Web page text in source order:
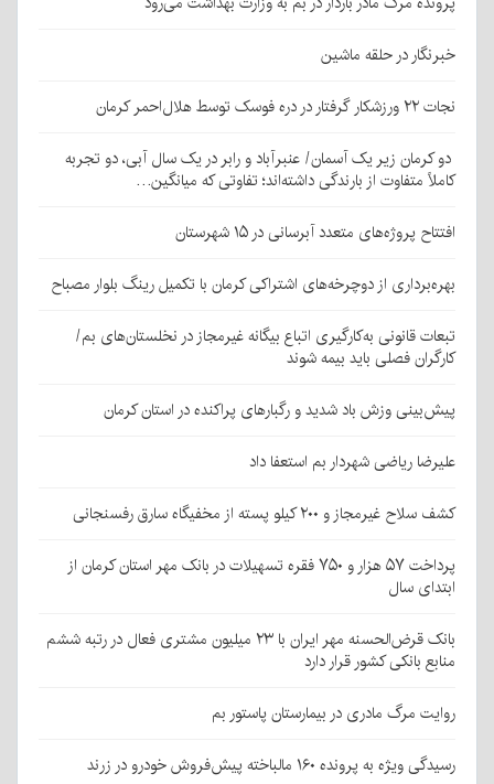
خبرنگار در حلقه ماشین
نجات ۲۲ ورزشکار گرفتار در دره فوسک توسط هلال‌احمر کرمان
دو کرمان زیر یک آسمان/ عنبرآباد و رابر در یک سال آبی، دو تجربه
کاملاً متفاوت از بارندگی داشته‌اند؛ تفاوتی که میانگین…
افتتاح پروژه‌های متعدد آبرسانی در ۱۵ شهرستان
بهره‌برداری از دوچرخه‌های اشتراکی کرمان با تکمیل رینگ بلوار مصباح
تبعات قانونی به‌کارگیری اتباع بیگانه غیرمجاز در نخلستان‌های بم/
کارگران فصلی باید بیمه شوند
پیش‌بینی وزش باد شدید و رگبارهای پراکنده در استان کرمان
علیرضا ریاضی شهردار بم استعفا داد
کشف سلاح غیرمجاز و ۲۰۰ کیلو پسته از مخفیگاه سارق رفسنجانی
پرداخت ۵۷ هزار و ۷۵۰ فقره تسهیلات در بانک مهر استان کرمان از
ابتدای سال
بانک قرض‌الحسنه مهر ایران با ۲۳ میلیون مشتری فعال در رتبه ششم
منابع بانکی کشور قرار دارد
روایت مرگ مادری در بیمارستان پاستور بم
رسیدگی ویژه به پرونده ۱۶۰ مالباخته پیش‌فروش خودرو در زرند